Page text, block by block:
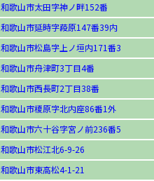
和歌山市太田字神ノ畔152番
和歌山市延時字葮原147番39内
和歌山市松島字上ノ垣内171番3
和歌山市舟津町3丁目4番
和歌山市西長町2丁目38番
和歌山市榎原字北内座86番1外
和歌山市六十谷字宮ノ前236番5
和歌山市松江北6-9-26
和歌山市東高松4-1-21